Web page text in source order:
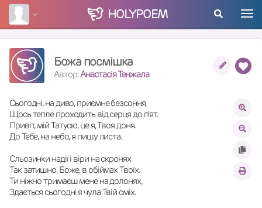
HOLYPOEM
Божа посмішка
Автор:Анастасія Тенжала
Сьогодні, на диво, приємне безсоння,
Щось тепле проходить від серця до п'ят.
Привіт, мій Татусю, це я, Твоя доня.
До Тебе, на небо, я пишу листа.
Сльозинки надії і віри на скронях
Так затишно, Боже, в обіймах Твоїх.
Ти ніжно тримаєш мене на долонях,
Здається сьогодні я чула Твій сміх.